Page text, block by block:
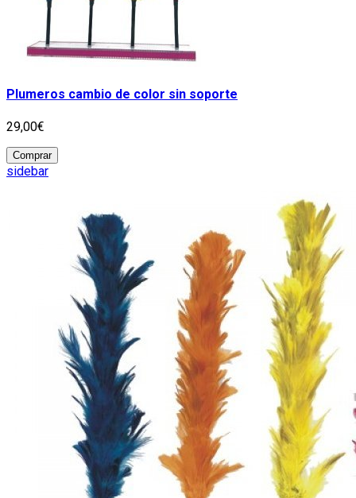
Plumeros cambio de color sin soporte
29,00€
Comprar
sidebar